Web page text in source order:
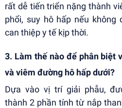
rất dễ tiến triển nặng thành
phổi, suy hô hấp nếu không
can thiệp y tế kịp thời.
3. Làm thế nào để phân biệt
và viêm đường hô hấp dưới?
Dựa vào vị trí giải phẫu,
thành 2 phần tính từ nắp